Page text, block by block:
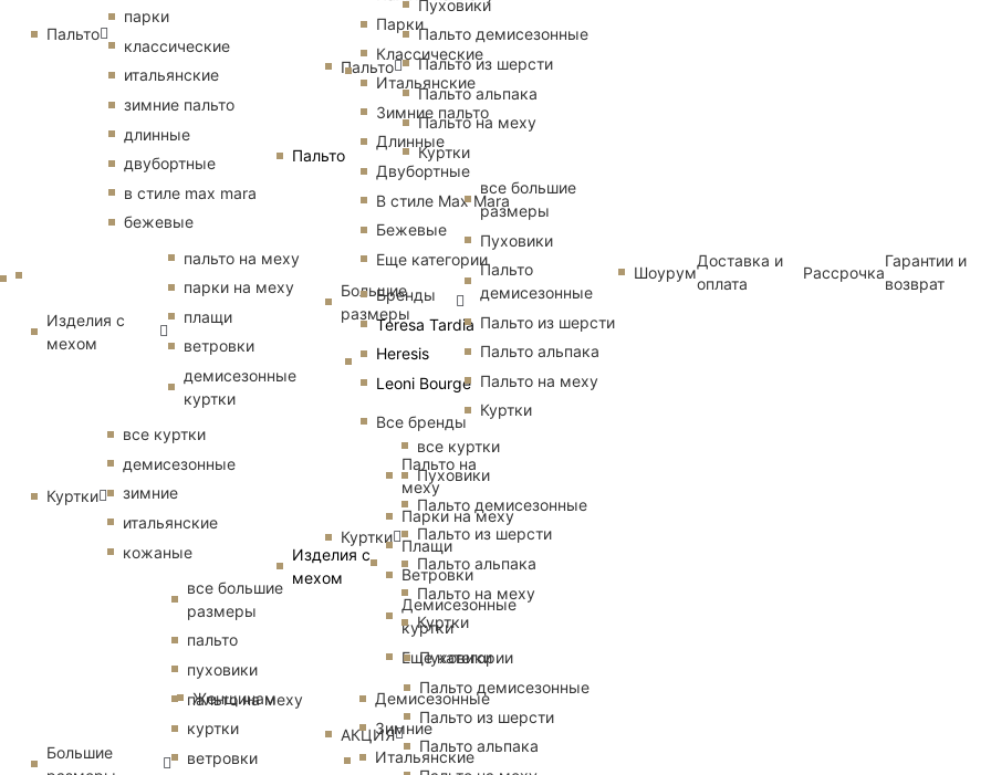
Женщинам
Пальто
Парки
Классические
Итальянские
Зимние пальто
Длинные
Двубортные
В стиле Max Mara
Бежевые
Еще категории
Бренды
Teresa Tardia
Heresis
Leoni Bourge
Все бренды
Изделия с
мехом
Пальто на
меху
Парки на меху
Плащи
Ветровки
Демисезонные
куртки
Еще категории
Демисезонные
Зимние
Итальянские
Пальто
парки
классические
итальянские
зимние пальто
длинные
двубортные
в стиле max mara
бежевые
Изделия с
мехом
пальто на меху
парки на меху
плащи
ветровки
демисезонные
куртки
Куртки
все куртки
демисезонные
зимние
итальянские
кожаные
Большие
все большие
размеры
пальто
пуховики
пальто на меху
куртки
ветровки
Пальто
Пуховики
Пальто демисезонные
Пальто из шерсти
Пальто альпака
Пальто на меху
Куртки
Большие
размеры
все большие
размеры
Пуховики
Пальто
демисезонные
Пальто из шерсти
Пальто альпака
Пальто на меху
Куртки
Куртки
все куртки
Пуховики
Пальто демисезонные
Пальто из шерсти
Пальто альпака
Пальто на меху
Куртки
АКЦИЯ
Пуховики
Пальто демисезонные
Пальто из шерсти
Пальто альпака
Шоурум
Доставка и
оплата
Рассрочка
Гарантии и
возврат